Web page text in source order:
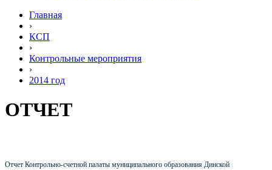
Главная
›
КСП
›
Контрольные мероприятия
›
2014 год
ОТЧЕТ
Отчет Контрольно-счетной палаты муниципального образования Динской